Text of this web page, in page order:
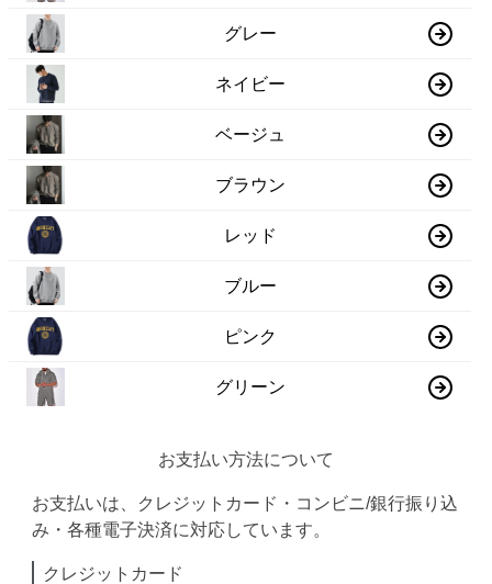
グレー
ネイビー
ベージュ
ブラウン
レッド
ブルー
ピンク
グリーン
お支払い方法について
お支払いは、クレジットカード・コンビニ/銀行振り込
み・各種電子決済に対応しています。
クレジットカード